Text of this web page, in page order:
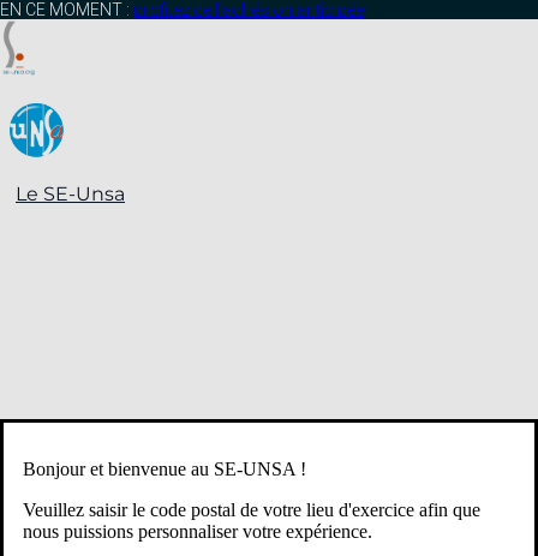
principal
EN CE MOMENT : profitez de l’adhésion anticipée
Le SE-Unsa
Bonjour et bienvenue au SE-UNSA !
Veuillez saisir le code postal de votre lieu d'exercice afin que
nous puissions personnaliser votre expérience.